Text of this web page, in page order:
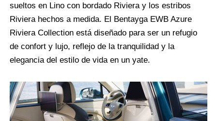
sueltos en Lino con bordado Riviera y los estribos
Riviera hechos a medida. El Bentayga EWB Azure
Riviera Collection está diseñado para ser un refugio
de confort y lujo, reflejo de la tranquilidad y la
elegancia del estilo de vida en un yate.